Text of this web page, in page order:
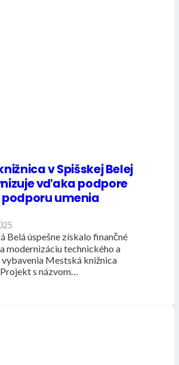
v Spišskej Belej
vďaka podpore
podporu umenia
Belá úspešne získalo finančné
modernizáciu technického a
Mestská knižnica
s názvom…